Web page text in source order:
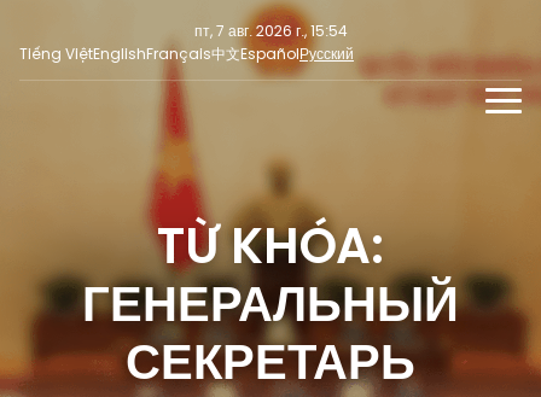
пт, 7 авг. 2026 г., 15:54
Tiếng ViệtEnglishFrançais中文EspañolРусский
Последние новости
Фокус внимания
Мнение
МУЛЬТИМЕДИА
СОЦИАЛЬНЫЕ НОВОСТИ
ПРЕСС-РЕЛИЗTỪ KHÓA:
ГЕНЕРАЛЬНЫЙ
СЕКРЕТАРЬ